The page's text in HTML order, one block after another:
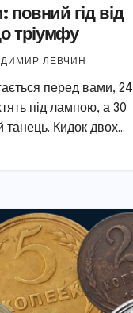
повний гід від
тріумфу
ЛЕВЧИН
перед вами, 24
під лампою, а 30
танець. Кидок двох…